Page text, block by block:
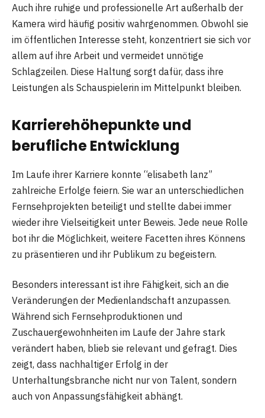
Auch ihre ruhige und professionelle Art außerhalb der
Kamera wird häufig positiv wahrgenommen. Obwohl sie
im öffentlichen Interesse steht, konzentriert sie sich vor
allem auf ihre Arbeit und vermeidet unnötige
Schlagzeilen. Diese Haltung sorgt dafür, dass ihre
Leistungen als Schauspielerin im Mittelpunkt bleiben.
Karrierehöhepunkte und
berufliche Entwicklung
Im Laufe ihrer Karriere konnte “elisabeth lanz”
zahlreiche Erfolge feiern. Sie war an unterschiedlichen
Fernsehprojekten beteiligt und stellte dabei immer
wieder ihre Vielseitigkeit unter Beweis. Jede neue Rolle
bot ihr die Möglichkeit, weitere Facetten ihres Könnens
zu präsentieren und ihr Publikum zu begeistern.
Besonders interessant ist ihre Fähigkeit, sich an die
Veränderungen der Medienlandschaft anzupassen.
Während sich Fernsehproduktionen und
Zuschauergewohnheiten im Laufe der Jahre stark
verändert haben, blieb sie relevant und gefragt. Dies
zeigt, dass nachhaltiger Erfolg in der
Unterhaltungsbranche nicht nur von Talent, sondern
auch von Anpassungsfähigkeit abhängt.